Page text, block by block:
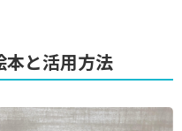
本と活用方法